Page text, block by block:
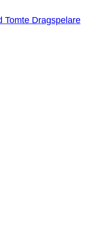
Tomte Dragspelare